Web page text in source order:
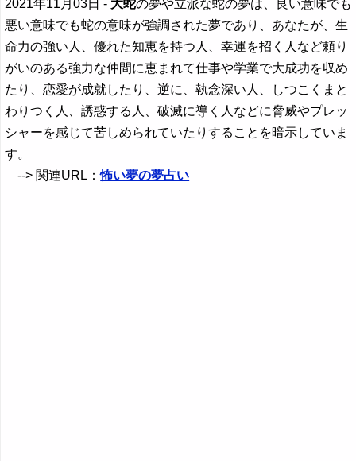
2021年11月03日 - 大蛇の夢や立派な蛇の夢は、良い意味でも
悪い意味でも蛇の意味が強調された夢であり、あなたが、生
命力の強い人、優れた知恵を持つ人、幸運を招く人など頼り
がいのある強力な仲間に恵まれて仕事や学業で大成功を収め
たり、恋愛が成就したり、逆に、執念深い人、しつこくまと
わりつく人、誘惑する人、破滅に導く人などに脅威やプレッ
シャーを感じて苦しめられていたりすることを暗示していま
す。
--> 関連URL：怖い夢の夢占い